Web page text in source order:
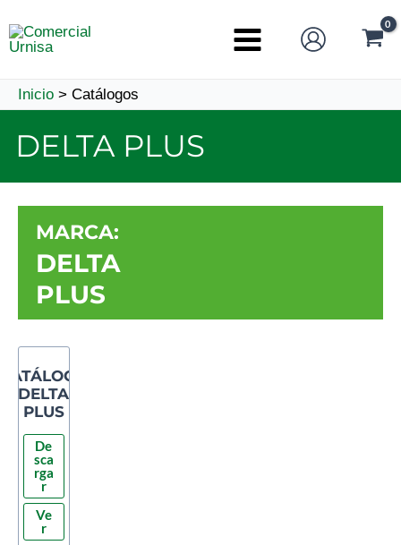
al
Main
Inicio Catálogos
DELTA PLUS
MARCA:
DELTA
PLUS
CATÁLOGO
DELTA
PLUS
De
sca
rga
r
Ve
r